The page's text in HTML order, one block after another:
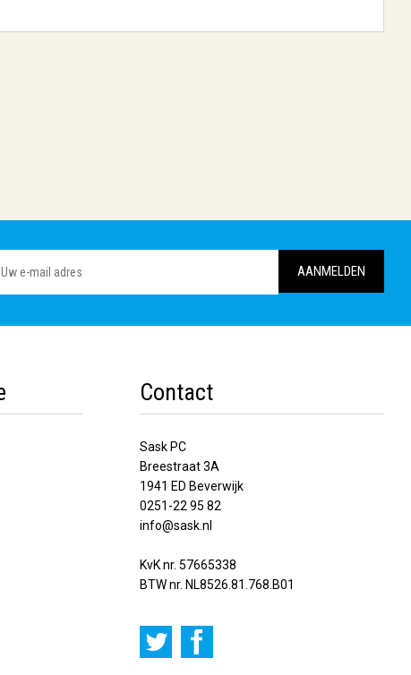
501
ASUS TUF GAMING
Contact
Sask PC
Breestraat 3A
1941 ED Beverwijk
0251-22 95 82
info@sask.nl
KvK nr. 57665338
BTW nr. NL8526.81.768.B01